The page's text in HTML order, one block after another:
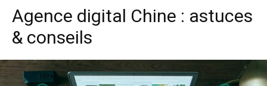
Agence digital Chine : astuces
& conseils